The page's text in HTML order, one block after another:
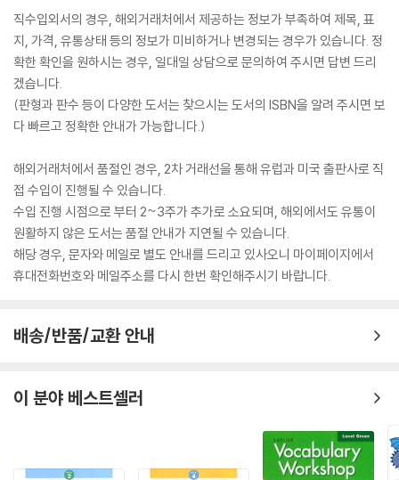
직수입외서의 경우, 해외거래처에서 제공하는 정보가 부족하여 제목, 표
지, 가격, 유통상태 등의 정보가 미비하거나 변경되는 경우가 있습니다. 정
확한 확인을 원하시는 경우, 일대일 상담으로 문의하여 주시면 답변 드리
겠습니다.
(판형과 판수 등이 다양한 도서는 찾으시는 도서의 ISBN을 알려 주시면 보
다 빠르고 정확한 안내가 가능합니다.)
해외거래처에서 품절인 경우, 2차 거래선을 통해 유럽과 미국 출판사로 직
접 수입이 진행될 수 있습니다.
수입 진행 시점으로 부터 2~3주가 추가로 소요되며, 해외에서도 유통이
원활하지 않은 도서는 품절 안내가 지연될 수 있습니다.
해당 경우, 문자와 메일로 별도 안내를 드리고 있사오니 마이페이지에서
휴대전화번호와 메일주소를 다시 한번 확인해주시기 바랍니다.
배송/반품/교환 안내
이 분야 베스트셀러